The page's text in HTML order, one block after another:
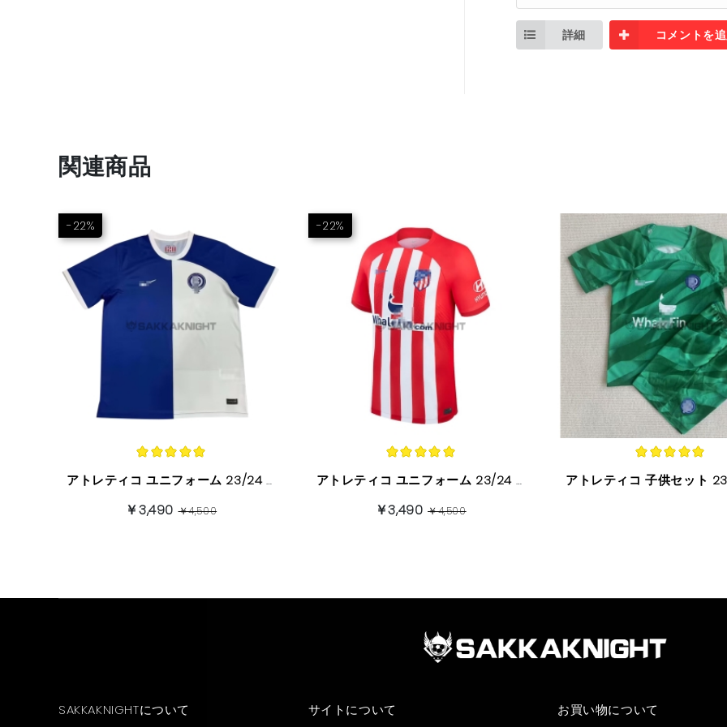
詳細 コメントを
関連商品
-22%
アトレティコ ユニフォーム 23/24 ブルー+ホワイト 半袖
￥3,490￥4,500
-22%
アトレティコ ユニフォーム 23/24 ホーム 半袖
￥3,490￥4,500
SAKKAKNIGHTについて サイトについて お買い物について